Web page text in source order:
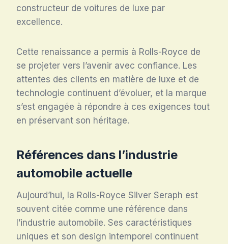
constructeur de voitures de luxe par
excellence.
Cette renaissance a permis à Rolls-Royce de
se projeter vers l’avenir avec confiance. Les
attentes des clients en matière de luxe et de
technologie continuent d’évoluer, et la marque
s’est engagée à répondre à ces exigences tout
en préservant son héritage.
Références dans l’industrie
automobile actuelle
Aujourd’hui, la Rolls-Royce Silver Seraph est
souvent citée comme une référence dans
l’industrie automobile. Ses caractéristiques
uniques et son design intemporel continuent